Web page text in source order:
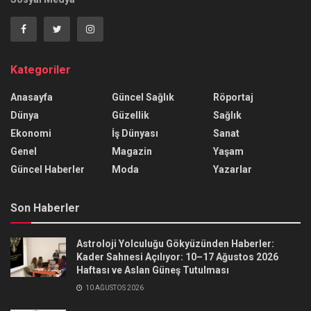
Kategoriler
Anasayfa
Dünya
Ekonomi
Genel
Güncel Haberler
Güncel Sağlık
Güzellik
İş Dünyası
Magazin
Moda
Röportaj
Sağlık
Sanat
Yaşam
Yazarlar
Son Haberler
Astroloji Yolculuğu Gökyüzünden Haberler:
Kader Sahnesi Açılıyor: 10–17 Ağustos 2026
Haftası ve Aslan Güneş Tutulması
10 AĞUSTOS 2026